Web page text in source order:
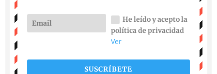
He leído y acepto la
política de privacidad
Ver
SUSCRÍBETE